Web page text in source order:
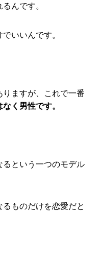
んです。
いいんです。
ますが、これで一番
く男性です。
という一つのモデル
ものだけを恋愛だと